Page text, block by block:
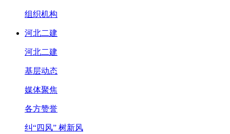
组织机构
河北二建
河北二建
基层动态
媒体聚焦
各方赞誉
纠“四风” 树新风